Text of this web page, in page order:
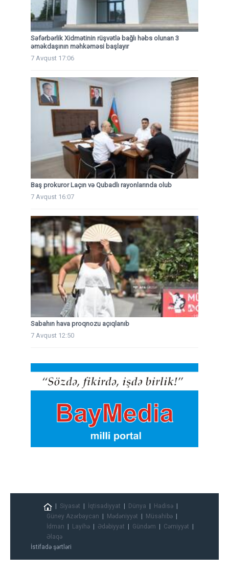
Səfərbərlik Xidmətinin rüşvətlə bağlı həbs olunan 3
əməkdaşının məhkəməsi başlayır
7 Avqust 17:06
Baş prokuror Laçın və Qubadlı rayonlarında olub
7 Avqust 16:07
Sabahın hava proqnozu açıqlanıb
7 Avqust 12:50
Siyasət İqtisadiyyat Dünya
Hadisə
Güney Azərbaycan
Mədəniyyət
Müsahibə
İdman
Layihə Ədəbiyyat Gündəm
Cəmiyyət
Əlaqə
İstifadə şərtləri